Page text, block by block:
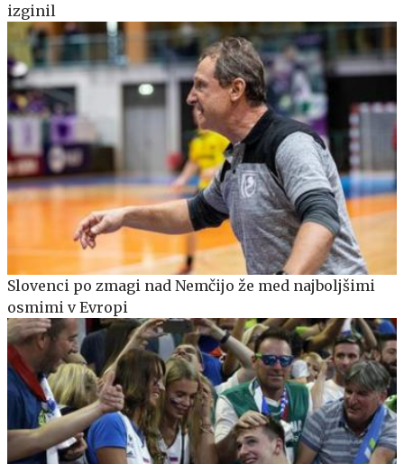
izginil
Slovenci po zmagi nad Nemčijo že med najboljšimi
osmimi v Evropi